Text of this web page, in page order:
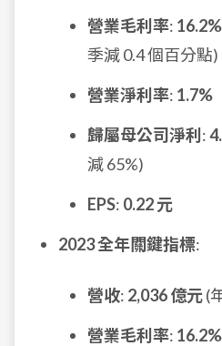
營業毛利率: 16.2%
季減 0.4 個百分點)
營業淨利率: 1.7%
歸屬母公司淨利 :
減 65%)
EPS: 0.22 元
2023 全年關鍵指標:
營收: 2,036 億元(
營業毛利率: 16.2%